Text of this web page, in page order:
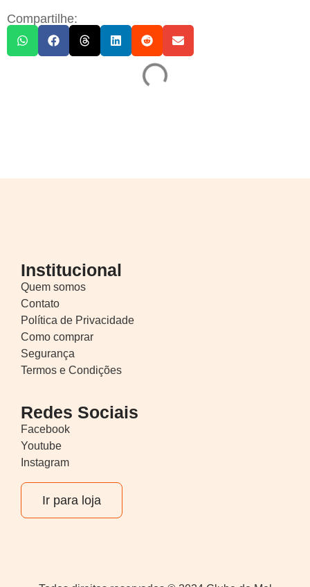
Compartilhe:
Institucional
Quem somos
Contato
Política de Privacidade
Como comprar
Segurança
Termos e Condições
Redes Sociais
Facebook
Youtube
Instagram
Ir para loja